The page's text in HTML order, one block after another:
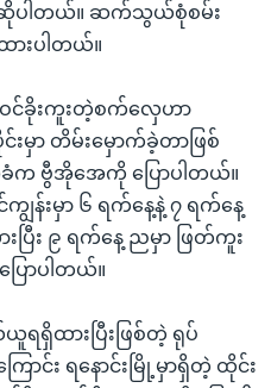
ပါတယ်။ ဆက်သွယ်စုံစမ်း
ားပါတယ်။
ဝင်ခိုးကူးတဲ့စက်လှေဟာ
ာ တိမ်းမှောက်ခဲ့တာဖြစ်
က ဗွီအိုအေကို ပြောပါတယ်။
ျွန်းမှာ ၆ ရက်နေ့နဲ့ ၇ ရက်နေ့
း ၉ ရက်နေ့ ညမှာ ဖြတ်ကူး
ောပါတယ်။
ထားပြီးဖြစ်တဲ့ ရုပ်
ောင်း ရနောင်းမြို့မှာရှိတဲ့ ထိုင်း